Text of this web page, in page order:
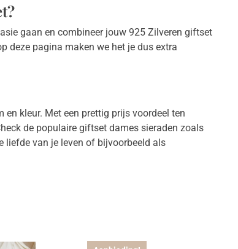
gaan en combineer jouw 925 Zilveren giftset
deze pagina maken we het je dus extra
kleur. Met een prettig prijs voordeel ten
de populaire giftset dames sieraden zoals
liefde van je leven of bijvoorbeeld als